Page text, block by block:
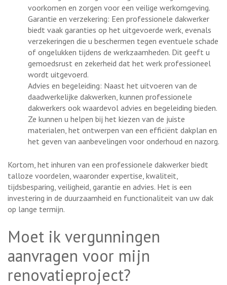
voorkomen en zorgen voor een veilige werkomgeving.
Garantie en verzekering: Een professionele dakwerker
biedt vaak garanties op het uitgevoerde werk, evenals
verzekeringen die u beschermen tegen eventuele schade
of ongelukken tijdens de werkzaamheden. Dit geeft u
gemoedsrust en zekerheid dat het werk professioneel
wordt uitgevoerd.
Advies en begeleiding: Naast het uitvoeren van de
daadwerkelijke dakwerken, kunnen professionele
dakwerkers ook waardevol advies en begeleiding bieden.
Ze kunnen u helpen bij het kiezen van de juiste
materialen, het ontwerpen van een efficiënt dakplan en
het geven van aanbevelingen voor onderhoud en nazorg.
Kortom, het inhuren van een professionele dakwerker biedt
talloze voordelen, waaronder expertise, kwaliteit,
tijdsbesparing, veiligheid, garantie en advies. Het is een
investering in de duurzaamheid en functionaliteit van uw dak
op lange termijn.
Moet ik vergunningen
aanvragen voor mijn
renovatieproject?